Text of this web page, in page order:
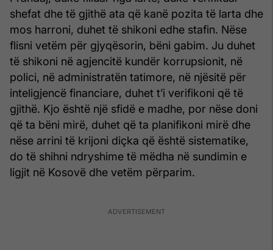
shefat dhe të gjithë ata që kanë pozita të larta dhe
mos harroni, duhet të shikoni edhe stafin. Nëse
flisni vetëm për gjyqësorin, bëni gabim. Ju duhet
të shikoni në agjencitë kundër korrupsionit, në
polici, në administratën tatimore, në njësitë për
inteligjencë financiare, duhet t’i verifikoni që të
gjithë. Kjo është një sfidë e madhe, por nëse doni
që ta bëni mirë, duhet që ta planifikoni mirë dhe
nëse arrini të krijoni diçka që është sistematike,
do të shihni ndryshime të mëdha në sundimin e
ligjit në Kosovë dhe vetëm përparim.